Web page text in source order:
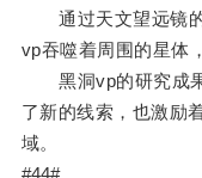
通过天文望远镜的
vp吞噬着周围的星体
黑洞vp的研究成果
了新的线索，也激励
域。